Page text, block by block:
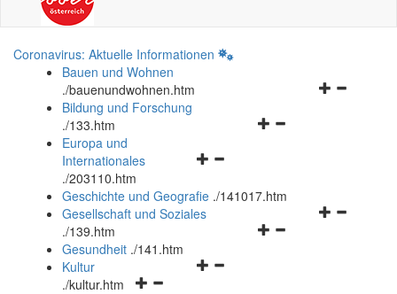
Coronavirus: Aktuelle Informationen
Bauen und Wohnen
./bauenundwohnen.htm
Navigationsmenü
Bildung und Forschung
./133.htm
Navigationsmenü
und
schließen
Europa und
Internationales
./203110.htm
Geschichte und Geografie ./141017.htm
Navigationsmenü
Gesellschaft und Soziales
./139.htm
Navigationsmenü
Gesundheit ./141.htm
Navigationsmenü
Kultur
./kultur.htm